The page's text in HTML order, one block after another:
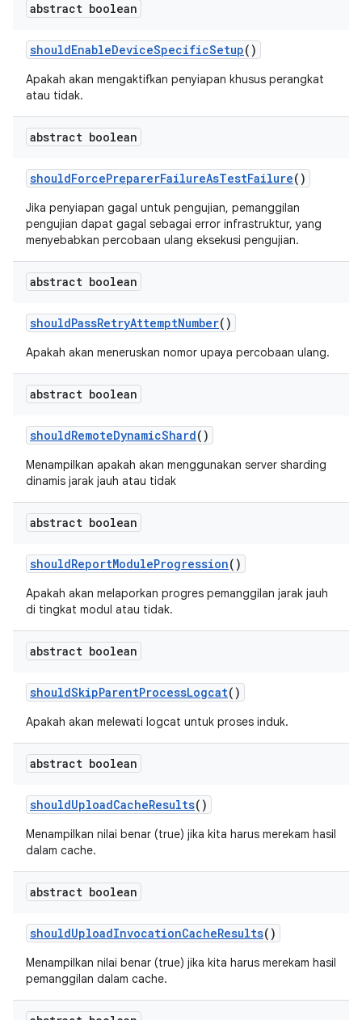
abstract boolean
shouldEnableDeviceSpecificSetup()
Apakah akan mengaktifkan penyiapan khusus perangkat
atau tidak.
abstract boolean
shouldForcePreparerFailureAsTestFailure()
Jika penyiapan gagal untuk pengujian, pemanggilan
pengujian dapat gagal sebagai error infrastruktur, yang
menyebabkan percobaan ulang eksekusi pengujian.
abstract boolean
shouldPassRetryAttemptNumber()
Apakah akan meneruskan nomor upaya percobaan ulang.
abstract boolean
shouldRemoteDynamicShard()
Menampilkan apakah akan menggunakan server sharding
dinamis jarak jauh atau tidak
abstract boolean
shouldReportModuleProgression()
Apakah akan melaporkan progres pemanggilan jarak jauh
di tingkat modul atau tidak.
abstract boolean
shouldSkipParentProcessLogcat()
Apakah akan melewati logcat untuk proses induk.
abstract boolean
shouldUploadCacheResults()
Menampilkan nilai benar (true) jika kita harus merekam hasil
dalam cache.
abstract boolean
shouldUploadInvocationCacheResults()
Menampilkan nilai benar (true) jika kita harus merekam hasil
pemanggilan dalam cache.